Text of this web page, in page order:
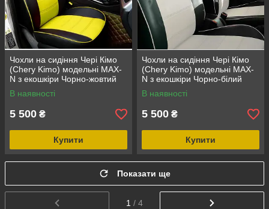
Чохли на сидіння Чері Кімо
(Chery Kimo) модельні MAX-
N з екошкіри Чорно-жовтий
В наявності
5 500 ₴
Купити
Чохли на сидіння Чері Кімо
(Chery Kimo) модельні MAX-
N з екошкіри Чорно-білий
В наявності
5 500 ₴
Купити
Показати ще
1 / 4